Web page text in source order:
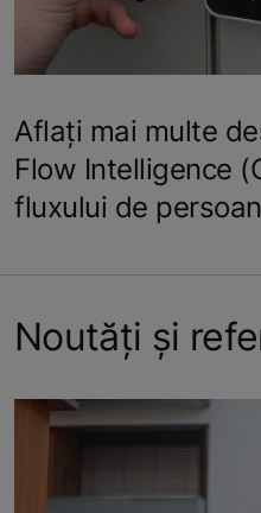
Aflați mai multe
Flow Intelligence
fluxului de
Noutăți și